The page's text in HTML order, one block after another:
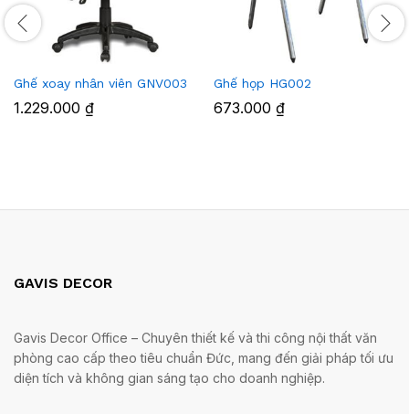
Ghế xoay nhân viên GNV003
1.229.000 ₫
Ghế họp HG002
673.000 ₫
GAVIS DECOR
Gavis Decor Office – Chuyên thiết kế và thi công nội thất văn
phòng cao cấp theo tiêu chuẩn Đức, mang đến giải pháp tối ưu
diện tích và không gian sáng tạo cho doanh nghiệp.